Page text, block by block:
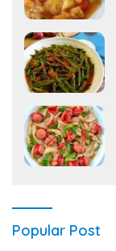
Popular Post